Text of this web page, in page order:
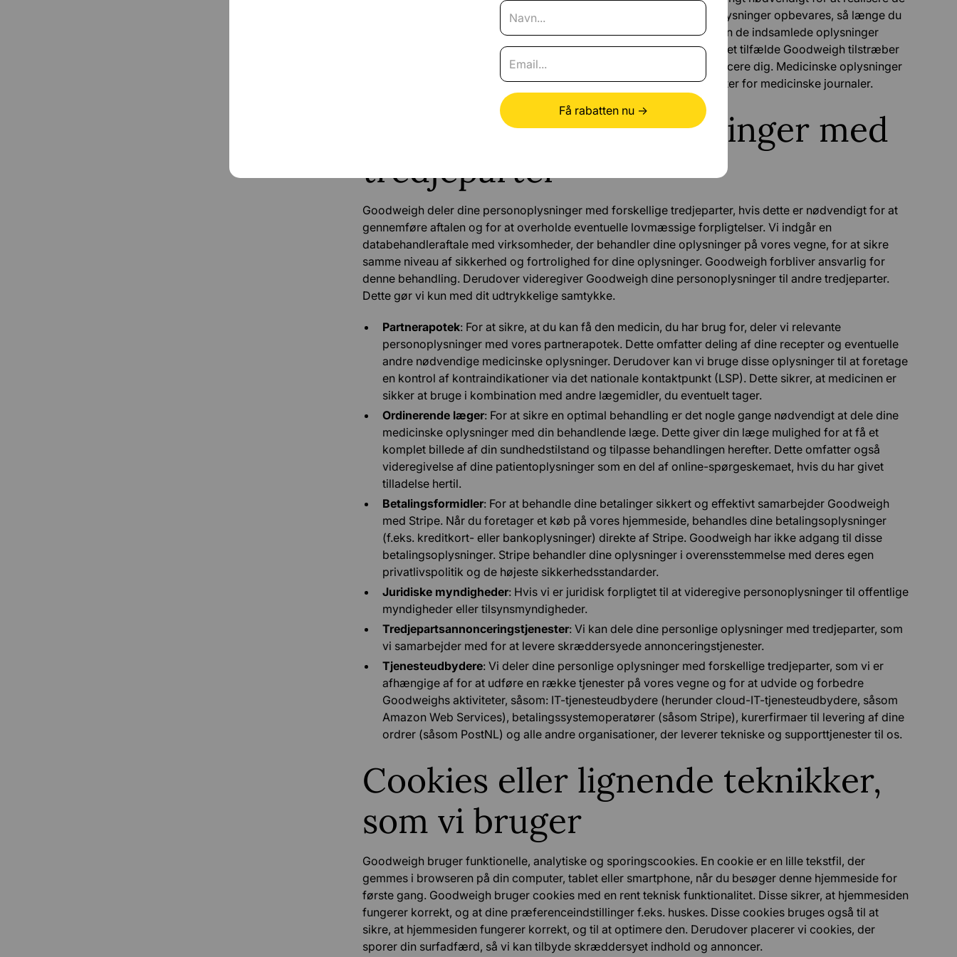
formål, hvortil dine oplysninger indsamles. De indsamlede personoplysninger opbevares, så længe du
er registreret til brug af (blandt andet) vores hjemmeside. Derefter kan de indsamlede oplysninger
opbevares til historiske, statistiske eller videnskabelige formål, i hvilket tilfælde Goodweigh tilstræber
at opbevare dem i en form, der ikke længere gør det muligt at identificere dig. Medicinske oplysninger
opbevares i overensstemmelse med de lovmæssige opbevaringsfrister for medicinske journaler.
Deling af personoplysninger med
tredjeparter
Goodweigh deler dine personoplysninger med forskellige tredjeparter, hvis dette er nødvendigt for at
gennemføre aftalen og for at overholde eventuelle lovmæssige forpligtelser. Vi indgår en
databehandleraftale med virksomheder, der behandler dine oplysninger på vores vegne, for at sikre
samme niveau af sikkerhed og fortrolighed for dine oplysninger. Goodweigh forbliver ansvarlig for
denne behandling. Derudover videregiver Goodweigh dine personoplysninger til andre tredjeparter.
Dette gør vi kun med dit udtrykkelige samtykke.
Partnerapotek: For at sikre, at du kan få den medicin, du har brug for, deler vi relevante
personoplysninger med vores partnerapotek. Dette omfatter deling af dine recepter og eventuelle
andre nødvendige medicinske oplysninger. Derudover kan vi bruge disse oplysninger til at foretage
en kontrol af kontraindikationer via det nationale kontaktpunkt (LSP). Dette sikrer, at medicinen er
sikker at bruge i kombination med andre lægemidler, du eventuelt tager.
Ordinerende læger: For at sikre en optimal behandling er det nogle gange nødvendigt at dele dine
medicinske oplysninger med din behandlende læge. Dette giver din læge mulighed for at få et
komplet billede af din sundhedstilstand og tilpasse behandlingen herefter. Dette omfatter også
videregivelse af dine patientoplysninger som en del af online-spørgeskemaet, hvis du har givet
tilladelse hertil.
Betalingsformidler: For at behandle dine betalinger sikkert og effektivt samarbejder Goodweigh
med Stripe. Når du foretager et køb på vores hjemmeside, behandles dine betalingsoplysninger
(f.eks. kreditkort- eller bankoplysninger) direkte af Stripe. Goodweigh har ikke adgang til disse
betalingsoplysninger. Stripe behandler dine oplysninger i overensstemmelse med deres egen
privatlivspolitik og de højeste sikkerhedsstandarder.
Juridiske myndigheder: Hvis vi er juridisk forpligtet til at videregive personoplysninger til offentlige
myndigheder eller tilsynsmyndigheder.
Tredjepartsannonceringstjenester: Vi kan dele dine personlige oplysninger med tredjeparter, som
vi samarbejder med for at levere skræddersyede annonceringstjenester.
Tjenesteudbydere: Vi deler dine personlige oplysninger med forskellige tredjeparter, som vi er
afhængige af for at udføre en række tjenester på vores vegne og for at udvide og forbedre
Goodweighs aktiviteter, såsom: IT-tjenesteudbydere (herunder cloud-IT-tjenesteudbydere, såsom
Amazon Web Services), betalingssystemoperatører (såsom Stripe), kurerfirmaer til levering af dine
ordrer (såsom PostNL) og alle andre organisationer, der leverer tekniske og supporttjenester til os.
Cookies eller lignende teknikker,
som vi bruger
Goodweigh bruger funktionelle, analytiske og sporingscookies. En cookie er en lille tekstfil, der
gemmes i browseren på din computer, tablet eller smartphone, når du besøger denne hjemmeside for
første gang. Goodweigh bruger cookies med en rent teknisk funktionalitet. Disse sikrer, at hjemmesiden
fungerer korrekt, og at dine præferenceindstillinger f.eks. huskes. Disse cookies bruges også til at
sikre, at hjemmesiden fungerer korrekt, og til at optimere den. Derudover placerer vi cookies, der
sporer din surfadfærd, så vi kan tilbyde skræddersyet indhold og annoncer.